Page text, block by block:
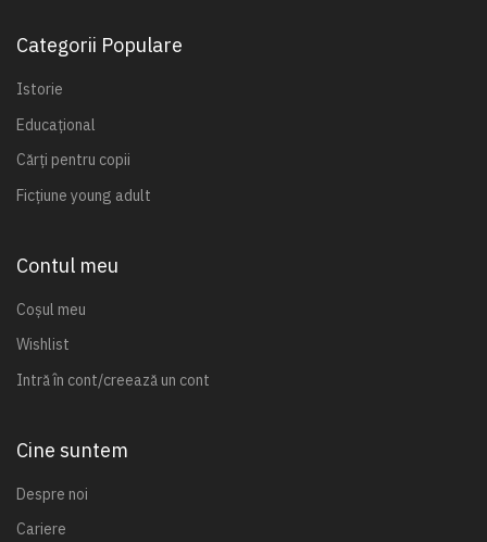
Categorii Populare
Istorie
Educațional
Cărți pentru copii
Ficțiune young adult
Contul meu
Coșul meu
Wishlist
Intră în cont/creează un cont
Cine suntem
Despre noi
Cariere